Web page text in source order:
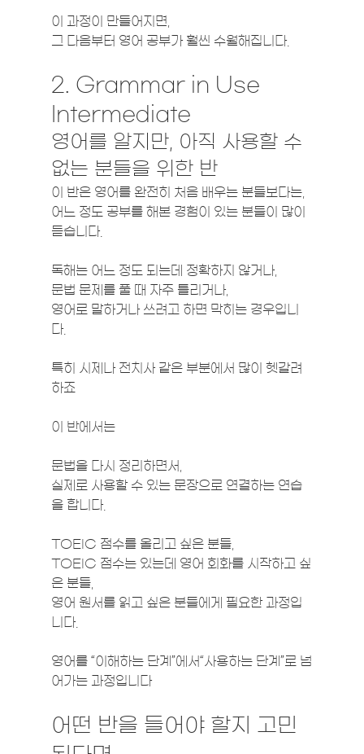
이 과정이 만들어지면,
그 다음부터 영어 공부가 훨씬 수월해집니다.
2. Grammar in Use
Intermediate
영어를 알지만, 아직 사용할 수
없는 분들을 위한 반
이 반은 영어를 완전히 처음 배우는 분들보다는,
어느 정도 공부를 해본 경험이 있는 분들이 많이
듣습니다.
독해는 어느 정도 되는데 정확하지 않거나,
문법 문제를 풀 때 자주 틀리거나,
영어로 말하거나 쓰려고 하면 막히는 경우입니
다.
특히 시제나 전치사 같은 부분에서 많이 헷갈려
하죠
이 반에서는
문법을 다시 정리하면서,
실제로 사용할 수 있는 문장으로 연결하는 연습
을 합니다.
TOEIC 점수를 올리고 싶은 분들,
TOEIC 점수는 있는데 영어 회화를 시작하고 싶
은 분들,
영어 원서를 읽고 싶은 분들에게 필요한 과정입
니다.
영어를 “이해하는 단계”에서“사용하는 단계”로 넘
어가는 과정입니다
어떤 반을 들어야 할지 고민